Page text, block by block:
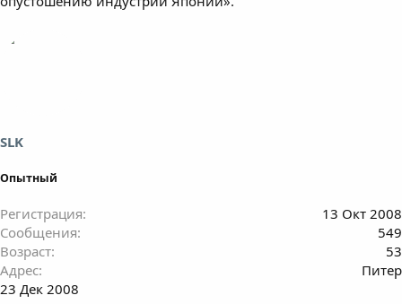
SLK
Опытный
Регистрация
13 Окт 2008
Сообщения
549
Возраст
53
Адрес
Питер
23 Дек 2008